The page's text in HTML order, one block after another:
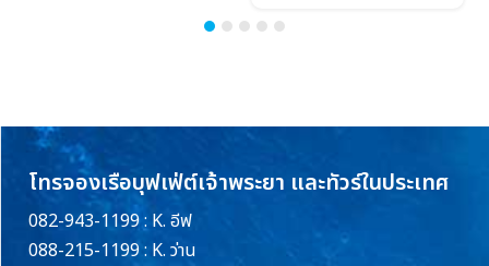
โทรจองเรือบุฟเฟ่ต์เจ้าพระยา และทัวร์ในประเทศ
082-943-1199 : K. อีฟ
088-215-1199 : K. ว่าน